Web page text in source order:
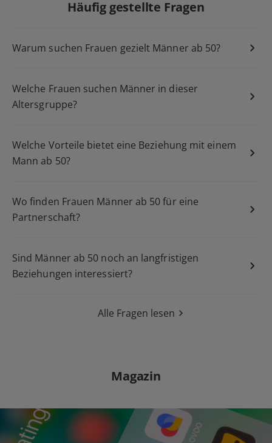
Häufig gestellte Fragen
Warum suchen Frauen gezielt Männer ab 50?
Welche Frauen suchen Männer in dieser
Altersgruppe?
Welche Vorteile bietet eine Beziehung mit einem
Mann ab 50?
Wo finden Frauen Männer ab 50 für eine
Partnerschaft?
Sind Männer ab 50 noch an langfristigen
Beziehungen interessiert?
Alle Fragen lesen
Magazin